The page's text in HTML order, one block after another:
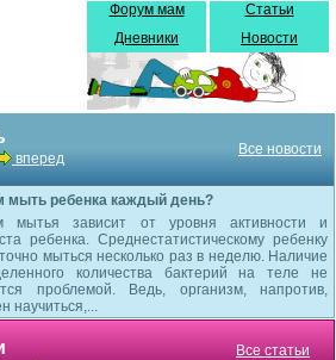
Форум мам
Дневники
Статьи
Новости
вперед
Все новости
мыть ребенка каждый день?
мытья зависит от уровня активности и
ребенка. Среднестатистическому ребенку
мыться несколько раз в неделю. Наличие
количества бактерий на теле не
проблемой. Ведь, организм, напротив,
научиться,...
Все статьи